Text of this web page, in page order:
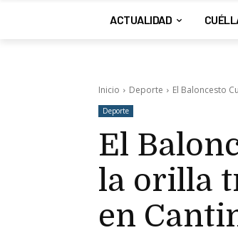
ACTUALIDAD
Inicio Deporte El Baloncesto
Deporte
El
la orilla
en